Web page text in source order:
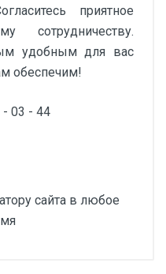
приятное
сотрудничеству.
удобным для вас
обеспечим!
- 03 - 44
сайта в любое